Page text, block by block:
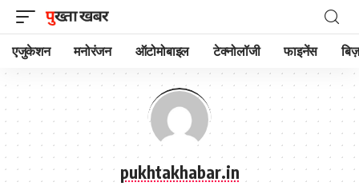
एजुकेशन मनोरंजन ऑटोमोबाइल टेक्नोलॉजी फाइनेंस
pukhtakhabar.in